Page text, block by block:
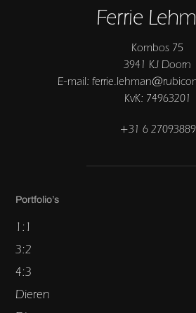
Ferrie
Kombos 75
3941 KJ Doorn
E-mail:
KvK: 74963201
+31 6 27093889
Portfolio’s
1:1
3:2
4:3
Dieren